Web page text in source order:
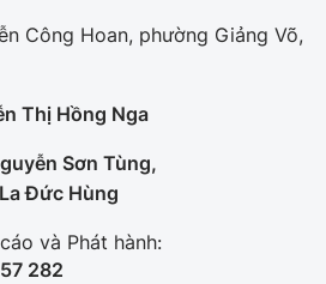
Công Hoan, phường Giảng Võ,
Thị Hồng Nga
Sơn Tùng,
Đức Hùng
và Phát hành:
282